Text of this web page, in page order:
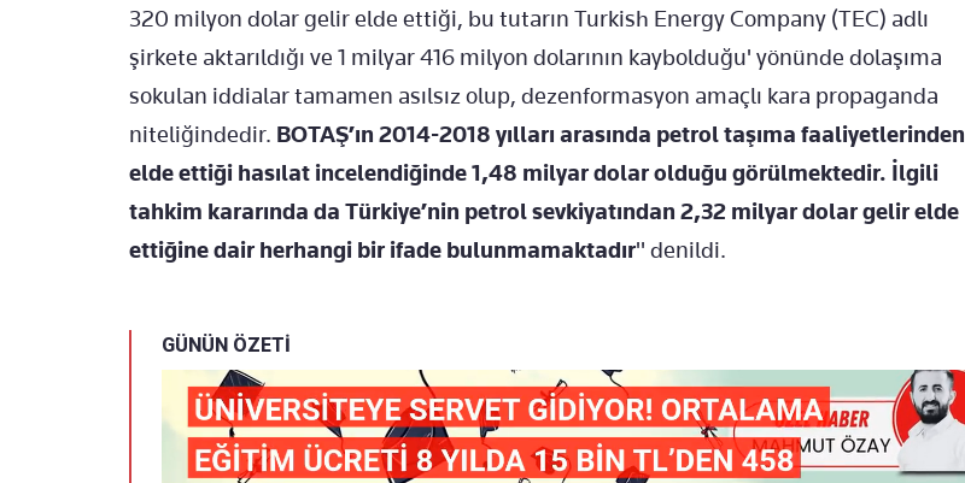
320 milyon dolar gelir elde ettiği, bu tutarın Turkish Energy Company (TEC) adlı
şirkete aktarıldığı ve 1 milyar 416 milyon dolarının kaybolduğu' yönünde dolaşıma
sokulan iddialar tamamen asılsız olup, dezenformasyon amaçlı kara propaganda
niteliğindedir. BOTAŞ’ın 2014-2018 yılları arasında petrol taşıma faaliyetlerinden
elde ettiği hasılat incelendiğinde 1,48 milyar dolar olduğu görülmektedir. İlgili
tahkim kararında da Türkiye’nin petrol sevkiyatından 2,32 milyar dolar gelir elde
ettiğine dair herhangi bir ifade bulunmamaktadır" denildi.
GÜNÜN ÖZETİ